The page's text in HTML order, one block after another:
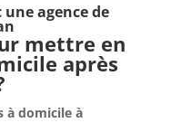
une agence de
mettre en
après
à domicile à